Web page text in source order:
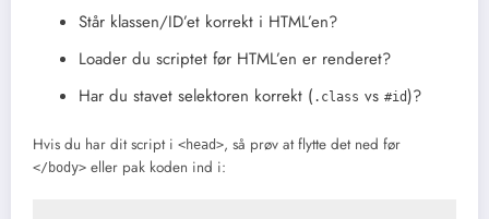
Står klassen/ID’et korrekt i HTML’en?
Loader du scriptet før HTML’en er renderet?
Har du stavet selektoren korrekt ( .class vs #id)?
Hvis du har dit script i <head>, så prøv at flytte det ned før
</body> eller pak koden ind i: